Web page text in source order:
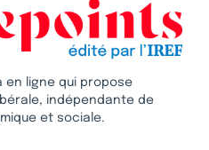
en ligne qui propose
indépendante de
et sociale.